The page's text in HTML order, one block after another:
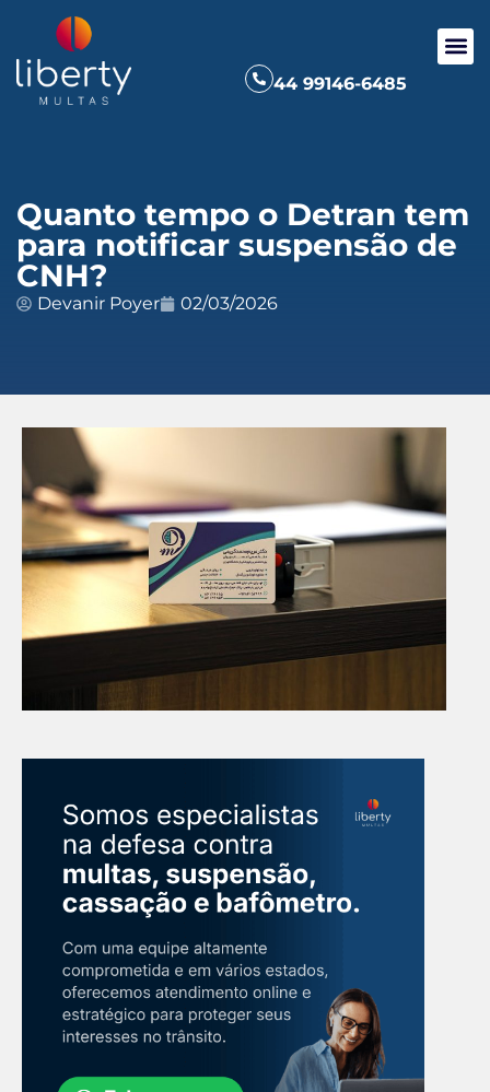
44 99146-6485
Quanto tempo o Detran tem
para notificar suspensão de
CNH?
Devanir Poyer 02/03/2026